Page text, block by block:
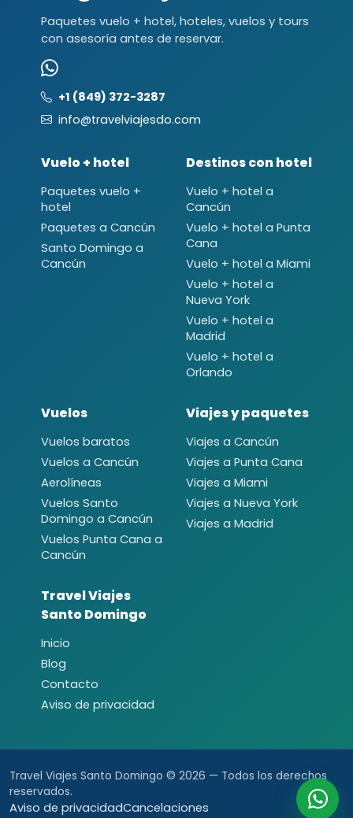
Paquetes vuelo + hotel, hoteles, vuelos y tours
con asesoría antes de reservar.
+1 (849) 372-3287
info@travelviajesdo.com
Vuelo + hotel
Paquetes vuelo +
hotel
Paquetes a Cancún
Santo Domingo a
Cancún
Destinos con hotel
Vuelo + hotel a
Cancún
Vuelo + hotel a Punta
Cana
Vuelo + hotel a Miami
Vuelo + hotel a
Nueva York
Vuelo + hotel a
Madrid
Vuelo + hotel a
Orlando
Vuelos
Vuelos baratos
Vuelos a Cancún
Aerolíneas
Vuelos Santo
Domingo a Cancún
Vuelos Punta Cana a
Cancún
Viajes y paquetes
Viajes a Cancún
Viajes a Punta Cana
Viajes a Miami
Viajes a Nueva York
Viajes a Madrid
Travel Viajes
Santo Domingo
Inicio
Blog
Contacto
Aviso de privacidad
Travel Viajes Santo Domingo © 2026 — Todos los derechos
reservados.
Aviso de privacidadCancelaciones